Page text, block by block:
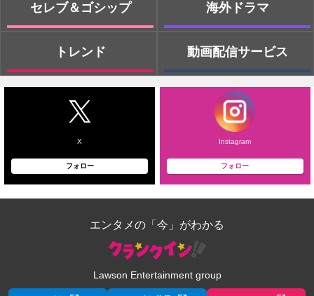
セレブ＆ゴシップ
トレンド
海外ドラマ
動画配信サービス
X
フォロー
Instagram
フォロー
エンタメの「今」がわかる
Lawson Entertainment group